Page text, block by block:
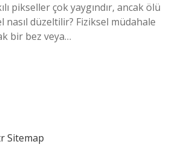
pikseller çok yaygındır, ancak ölü
düzeltilir? Fiziksel müdahale
bir bez veya…
Sitemap